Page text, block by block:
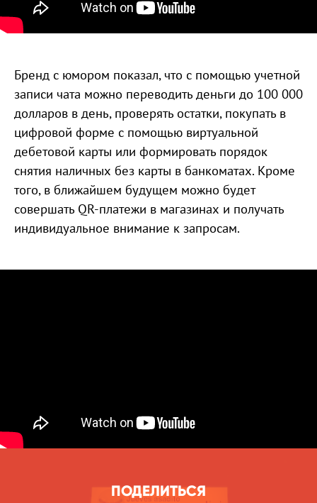
Бренд с юмором показал, что с помощью учетной
записи чата можно переводить деньги до 100 000
долларов в день, проверять остатки, покупать в
цифровой форме с помощью виртуальной
дебетовой карты или формировать порядок
снятия наличных без карты в банкоматах. Кроме
того, в ближайшем будущем можно будет
совершать QR-платежи в магазинах и получать
индивидуальное внимание к запросам.
ПОДЕЛИТЬСЯ